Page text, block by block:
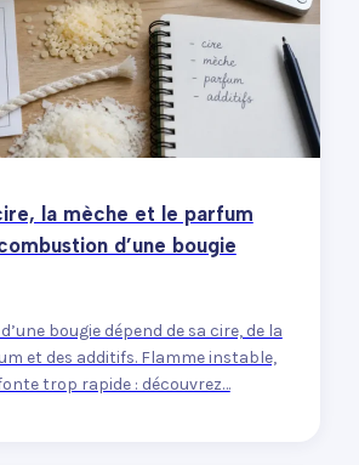
la mèche et le parfum
d’une bougie
bougie dépend de sa cire, de la
et des additifs. Flamme instable,
trop rapide : découvrez…